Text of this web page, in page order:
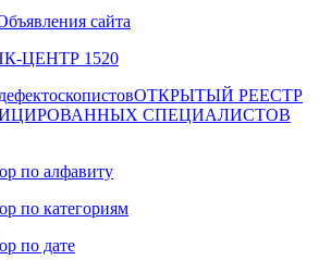
сайта
ЦЕНТР 1520
ОТКРЫТЫЙ РЕЕСТР
СПЕЦИАЛИСТОВ
по алфавиту
по категориям
по дате